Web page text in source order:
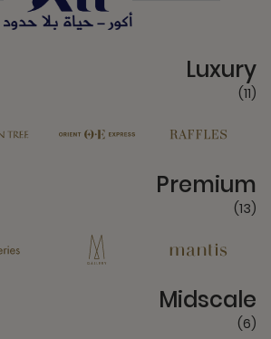
Luxury
(11)
Premium
(13)
Midscale
(6)